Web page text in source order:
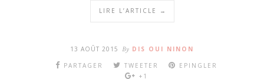
LIRE L’ARTICLE →
13 AOÛT 2015 By DIS OUI NINON
PARTAGER
TWEETER
EPINGLER
+1